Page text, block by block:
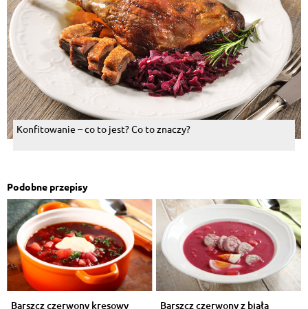
Konfitowanie – co to jest? Co to znaczy?
Podobne przepisy
Barszcz czerwony kresowy Barszcz czerwony z białą